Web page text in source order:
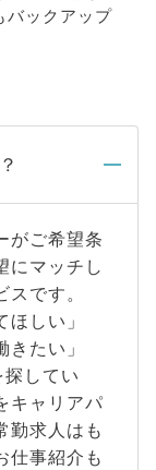
バックアップ
がご希望条
にマッチし
です。
しい」
たい」
探してい
キャリアパ
勤求人はも
仕事紹介も